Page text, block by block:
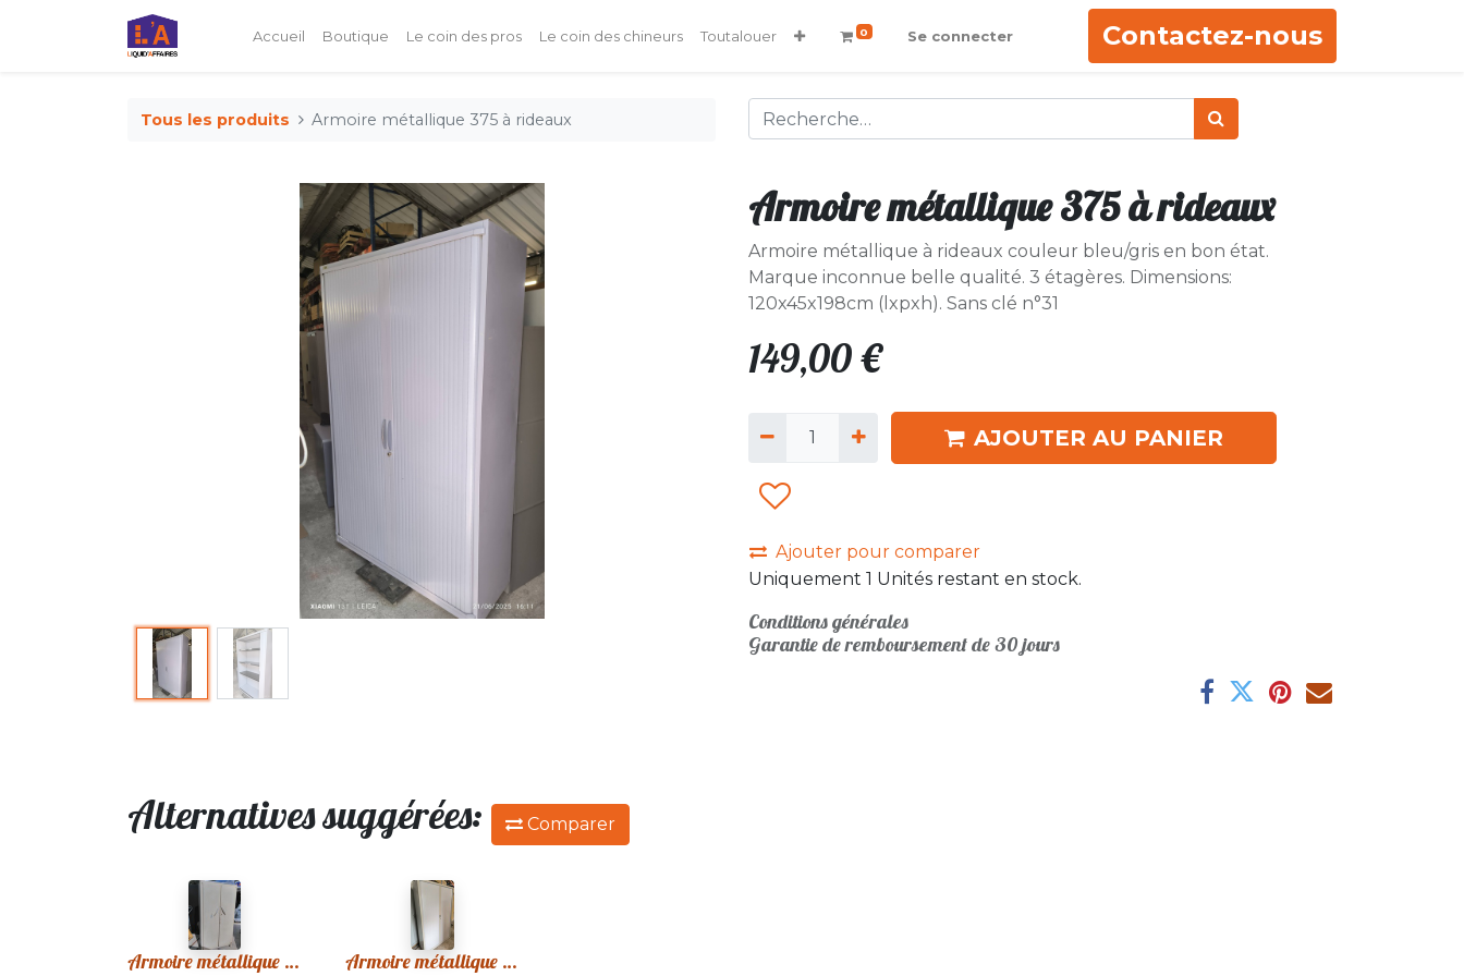
Accueil Boutique Le coin des pros Le coin des chineurs Toutalouer 0 Se connecter Contactez-nous
Tous les produits Armoire métallique 375 à rideaux
Armoire métallique 375 à rideaux
Armoire métallique à rideaux couleur bleu/gris en bon état.
Marque inconnue belle qualité. 3 étagères. Dimensions:
120x45x198cm (lxpxh). Sans clé n°31
149,00€
AJOUTER AU PANIER
Ajouter pour comparer
Uniquement 1 Unités restant en stock.
Conditions générales
Garantie de remboursement de 30 jours
Alternatives suggérées: Comparer
Armoire métallique 159 Vintage Armoire métallique 277 à rideaux